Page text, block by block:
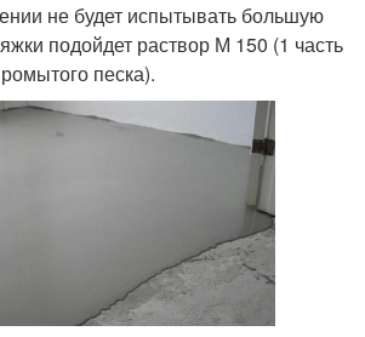
не будет испытывать большую
подойдет раствор М 150 (1 часть
песка).